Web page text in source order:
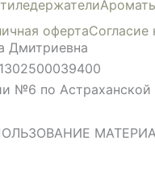
офертаСогласие
Дмитриевна
№6 по Астраханской